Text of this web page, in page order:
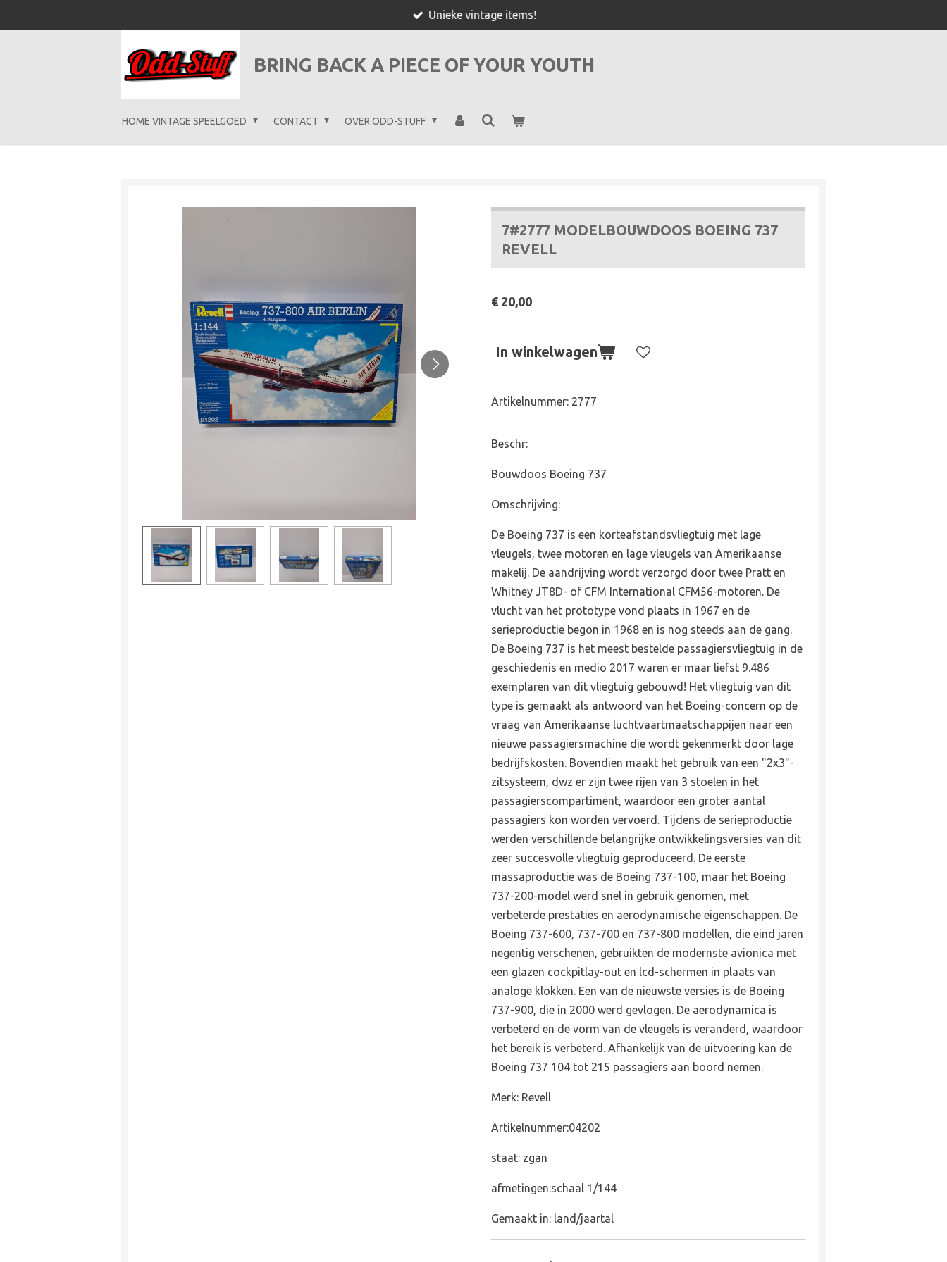
Unieke vintage items!
BRING BACK A PIECE OF YOUR YOUTH
HOME VINTAGE SPEELGOED CONTACT OVER ODD-STUFF
7#2777 MODELBOUWDOOS BOEING 737
REVELL
€ 20,00
In winkelwagen
Artikelnummer: 2777
Beschr:
Bouwdoos Boeing 737
Omschrijving:
De Boeing 737 is een korteafstandsvliegtuig met lage
vleugels, twee motoren en lage vleugels van Amerikaanse
makelij. De aandrijving wordt verzorgd door twee Pratt en
Whitney JT8D- of CFM International CFM56-motoren. De
vlucht van het prototype vond plaats in 1967 en de
serieproductie begon in 1968 en is nog steeds aan de gang.
De Boeing 737 is het meest bestelde passagiersvliegtuig in de
geschiedenis en medio 2017 waren er maar liefst 9.486
exemplaren van dit vliegtuig gebouwd! Het vliegtuig van dit
type is gemaakt als antwoord van het Boeing-concern op de
vraag van Amerikaanse luchtvaartmaatschappijen naar een
nieuwe passagiersmachine die wordt gekenmerkt door lage
bedrijfskosten. Bovendien maakt het gebruik van een "2x3"-
zitsysteem, dwz er zijn twee rijen van 3 stoelen in het
passagierscompartiment, waardoor een groter aantal
passagiers kon worden vervoerd. Tijdens de serieproductie
werden verschillende belangrijke ontwikkelingsversies van dit
zeer succesvolle vliegtuig geproduceerd. De eerste
massaproductie was de Boeing 737-100, maar het Boeing
737-200-model werd snel in gebruik genomen, met
verbeterde prestaties en aerodynamische eigenschappen. De
Boeing 737-600, 737-700 en 737-800 modellen, die eind jaren
negentig verschenen, gebruikten de modernste avionica met
een glazen cockpitlay-out en lcd-schermen in plaats van
analoge klokken. Een van de nieuwste versies is de Boeing
737-900, die in 2000 werd gevlogen. De aerodynamica is
verbeterd en de vorm van de vleugels is veranderd, waardoor
het bereik is verbeterd. Afhankelijk van de uitvoering kan de
Boeing 737 104 tot 215 passagiers aan boord nemen.
Merk: Revell
Artikelnummer:04202
staat: zgan
afmetingen:schaal 1/144
Gemaakt in: land/jaartal